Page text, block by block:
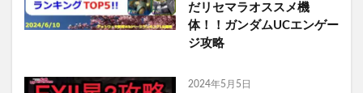
だリセマラオススメ機
体！！ガンダムUCエンゲー
ジ攻略
2024年5月5日